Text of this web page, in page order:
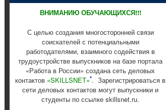
ВНИМАНИЮ ОБУЧАЮЩИХСЯ!!!
С целью создания многосторонней связи
соискателей с потенциальными
работодателями, взаимного содействия в
трудоустройстве выпускников на базе портала
«Работа в России» создана сеть деловых
контактов «SKILLSNET»*. Зарегистрироваться в
сети деловых контактов могут выпускники и
студенты по ссылке skillsnet.ru.